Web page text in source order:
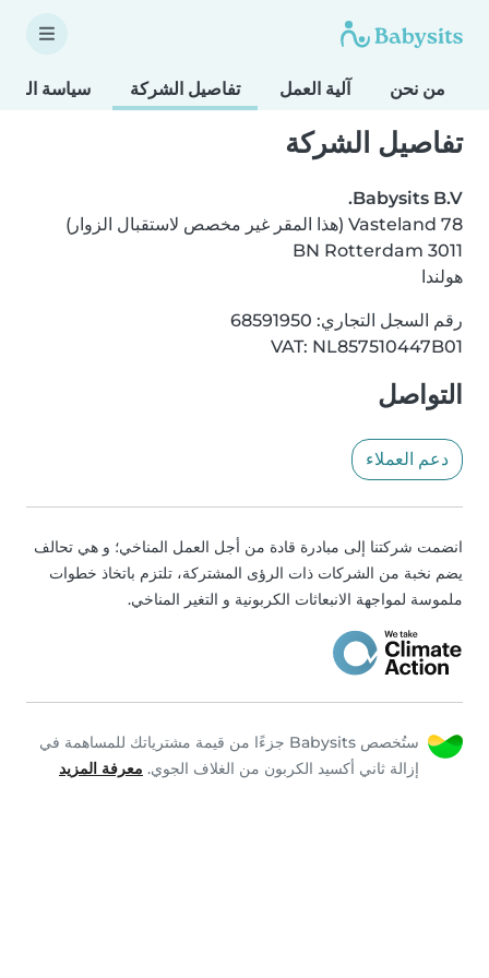
من نحن آلية العمل تفاصيل الشركة سياسة
تفاصيل الشركة
Babysits B.V.
Vasteland 78 (هذا المقر غير مخصص لاستقبال الزوار)
3011 BN Rotterdam
هولندا
رقم السجل التجاري: 68591950
VAT: NL857510447B01
التواصل
دعم العملاء
انضمت شركتنا إلى مبادرة قادة من أجل العمل المناخي؛ و هي تحالف
يضم نخبة من الشركات ذات الرؤى المشتركة، تلتزم باتخاذ خطوات
ملموسة لمواجهة الانبعاثات الكربونية و التغير المناخي.
ستُخصص Babysits جزءًا من قيمة مشترياتك للمساهمة في
إزالة ثاني أكسيد الكربون من الغلاف الجوي. معرفة المزيد